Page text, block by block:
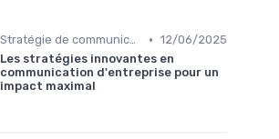
Stratégie de communication d’entreprise • 12/06/2025
Les stratégies innovantes en
communication d'entreprise pour un
impact maximal